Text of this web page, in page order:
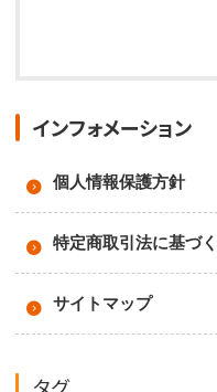
インフォメーション
個人情報保護方針
特定商取引法に基づ
サイトマップ